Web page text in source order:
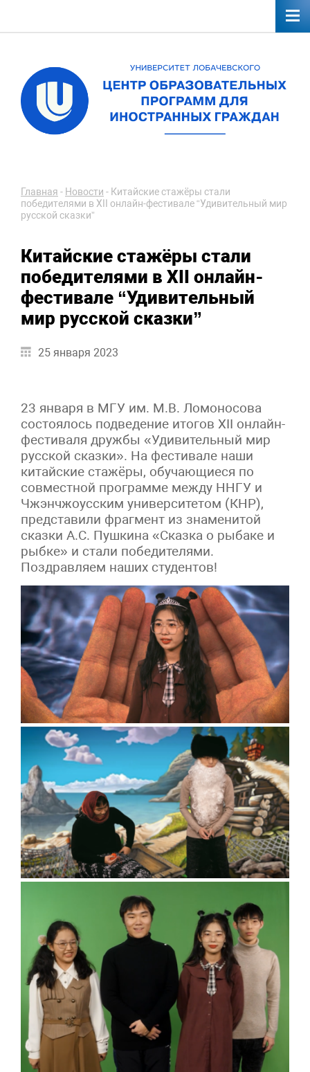
Главная - Новости - Китайские стажёры стали
победителями в XII онлайн-фестивале “Удивительный мир
русской сказки”
Китайские стажёры стали
победителями в XII онлайн-
фестивале “Удивительный
мир русской сказки”
25 января 2023
23 января в МГУ им. М.В. Ломоносова
состоялось подведение итогов XII онлайн-
фестиваля дружбы «Удивительный мир
русской сказки». На фестивале наши
китайские стажёры, обучающиеся по
совместной программе между ННГУ и
Чжэнчжоусским университетом (КНР),
представили фрагмент из знаменитой
сказки А.С. Пушкина «Сказка о рыбаке и
рыбке» и стали победителями.
Поздравляем наших студентов!